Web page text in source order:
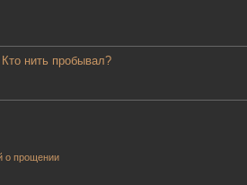
нить пробывал?
о прощении